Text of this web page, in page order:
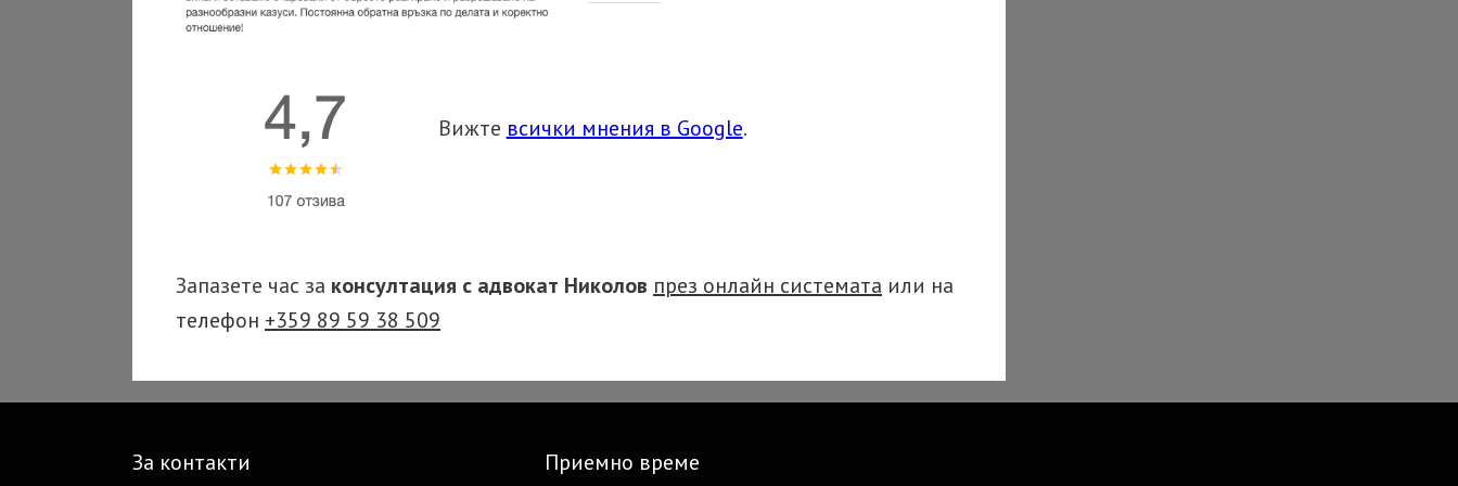
Вижте всички мнения в Google.
Запазете час за консултация с адвокат Николов през онлайн системата или на
телефон +359 89 59 38 509
За контакти Приемно време